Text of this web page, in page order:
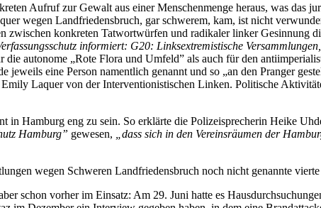
Aufruf zur Gewalt aus einer Menschenmenge heraus, was das
wegen Landfriedensbruch, gar schwerem, kam, ist nicht
zwischen konkreten Tatwortwürfen und radikaler linker Gesinnung
informiert: G20: Linksextremistische
autonome „Rote Flora und Umfeld” als auch für den
eine Person namentlich genannt und so „an den Pranger
Laquer von der Interventionistischen Linken. Politische
in Hamburg eng zu sein. So erklärte die Polizeisprecherin Heike
Hamburg” gewesen,
„dass sich in den Vereinsräumen der
wegen Schweren Landfriedensbruch noch nicht genannte
schon vorher im Einsatz: Am 29. Juni hatte es